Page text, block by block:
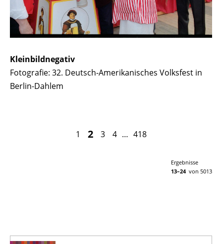
Kleinbildnegativ
Fotografie: 32. Deutsch-Amerikanisches Volksfest in
Berlin-Dahlem
1 2 3 4 … 418
Ergebnisse
13–24 von 5013